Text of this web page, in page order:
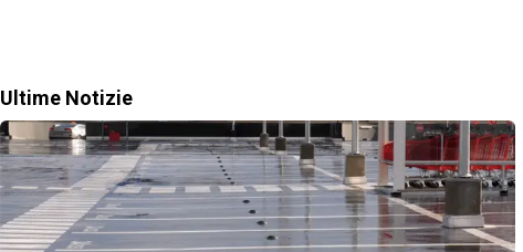
Ultime Notizie